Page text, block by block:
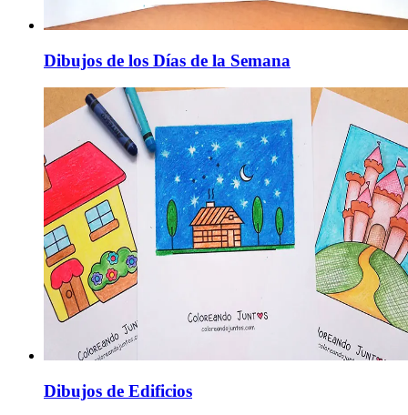
Dibujos de los Días de la Semana
Dibujos de Edificios